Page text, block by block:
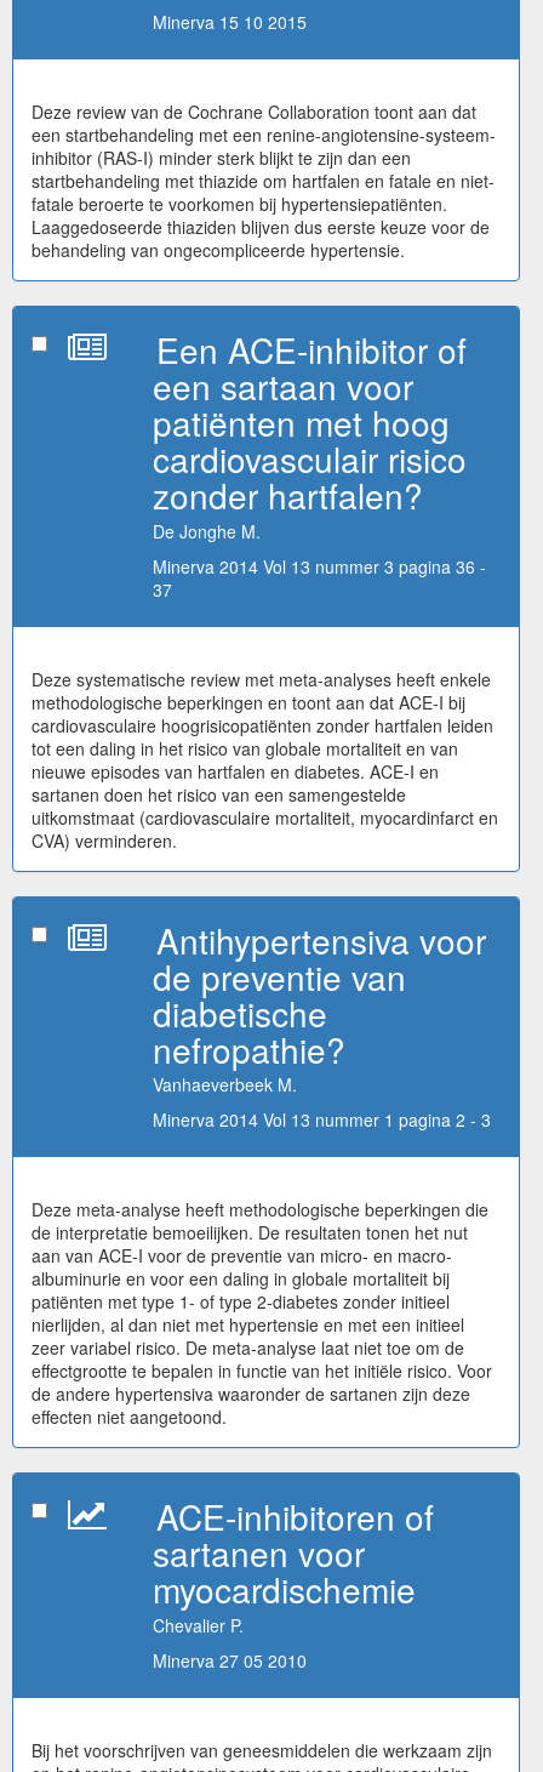
Minerva 15 10 2015
Deze review van de Cochrane Collaboration toont aan dat
een startbehandeling met een renine-angiotensine-systeem-
inhibitor (RAS-I) minder sterk blijkt te zijn dan een
startbehandeling met thiazide om hartfalen en fatale en niet-
fatale beroerte te voorkomen bij hypertensiepatiënten.
Laaggedoseerde thiaziden blijven dus eerste keuze voor de
behandeling van ongecompliceerde hypertensie.
Een ACE-inhibitor of
een sartaan voor
patiënten met hoog
cardiovasculair risico
zonder hartfalen?
De Jonghe M.
Minerva 2014 Vol 13 nummer 3 pagina 36 -
37
Deze systematische review met meta-analyses heeft enkele
methodologische beperkingen en toont aan dat ACE-I bij
cardiovasculaire hoogrisicopatiënten zonder hartfalen leiden
tot een daling in het risico van globale mortaliteit en van
nieuwe episodes van hartfalen en diabetes. ACE-I en
sartanen doen het risico van een samengestelde
uitkomstmaat (cardiovasculaire mortaliteit, myocardinfarct en
CVA) verminderen.
Antihypertensiva voor
de preventie van
diabetische
nefropathie?
Vanhaeverbeek M.
Minerva 2014 Vol 13 nummer 1 pagina 2 - 3
Deze meta-analyse heeft methodologische beperkingen die
de interpretatie bemoeilijken. De resultaten tonen het nut
aan van ACE-I voor de preventie van micro- en macro-
albuminurie en voor een daling in globale mortaliteit bij
patiënten met type 1- of type 2-diabetes zonder initieel
nierlijden, al dan niet met hypertensie en met een initieel
zeer variabel risico. De meta-analyse laat niet toe om de
effectgrootte te bepalen in functie van het initiële risico. Voor
de andere hypertensiva waaronder de sartanen zijn deze
effecten niet aangetoond.
ACE-inhibitoren of
sartanen voor
myocardischemie
Chevalier P.
Minerva 27 05 2010
Bij het voorschrijven van geneesmiddelen die werkzaam zijn